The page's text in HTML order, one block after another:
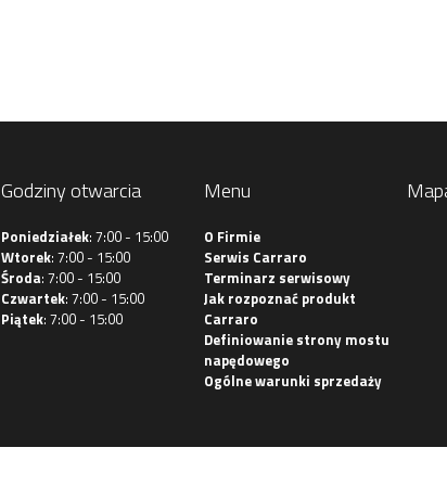
Godziny otwarcia
Poniedziałek: 7:00 - 15:00
Wtorek: 7:00 - 15:00
Środa: 7:00 - 15:00
Czwartek: 7:00 - 15:00
Piątek: 7:00 - 15:00
Menu
O Firmie
Serwis Carraro
Terminarz serwisowy
Jak rozpoznać produkt
Carraro
Definiowanie strony mostu
napędowego
Ogólne warunki sprzedaży